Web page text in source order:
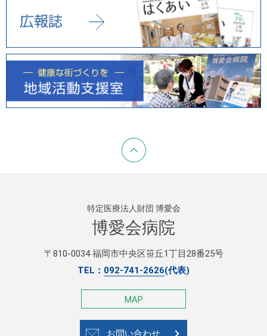
特定医療法人財団 博愛会
博愛会病院
〒810-0034 福岡市中央区笹丘1丁目28番25号
TEL： 092-741-2626(代表)
MAP